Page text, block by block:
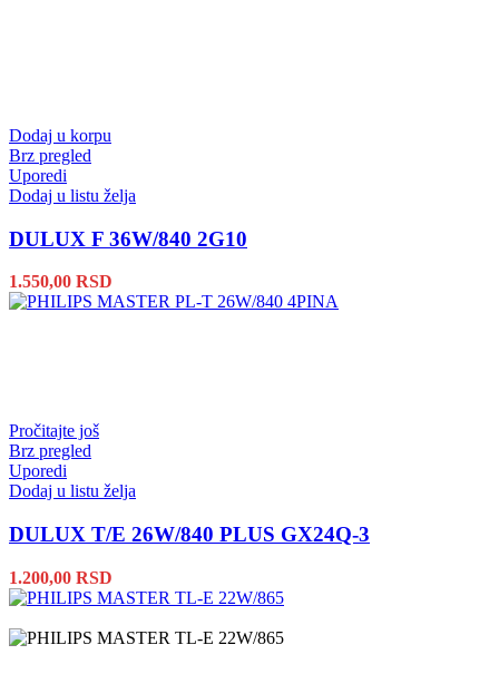
Dodaj u korpu
Brz pregled
Uporedi
Dodaj u listu želja
DULUX F 36W/840 2G10
1.550,00 RSD
Pročitajte još
Brz pregled
Uporedi
Dodaj u listu želja
DULUX T/E 26W/840 PLUS GX24Q-3
1.200,00 RSD